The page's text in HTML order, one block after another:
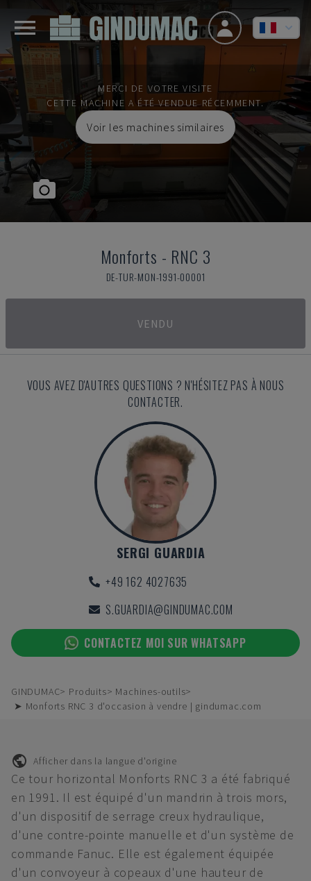
MERCI DE VOTRE VISITE
CETTE MACHINE A ÉTÉ VENDUE RÉCEMMENT.
Voir les machines similaires
Monforts - RNC 3
DE-TUR-MON-1991-00001
VENDU
VOUS AVEZ D'AUTRES QUESTIONS ? N'HÉSITEZ PAS À NOUS
CONTACTER.
SERGI GUARDIA
+49 162 4027635
S.GUARDIA@GINDUMAC.COM
CONTACTEZ MOI SUR WHATSAPP
GINDUMAC Produits
Machines-outils
➤ Monforts RNC 3 d'occasion à vendre | gindumac.com
Afficher dans la langue d'origine
Ce tour horizontal Monforts RNC 3 a été fabriqué
en 1991. Il est équipé d'un mandrin à trois mors,
d'un dispositif de serrage creux hydraulique,
d'une contre-pointe manuelle et d'un système de
commande Fanuc. Elle est également équipée
d'un convoyeur à copeaux d'une hauteur de